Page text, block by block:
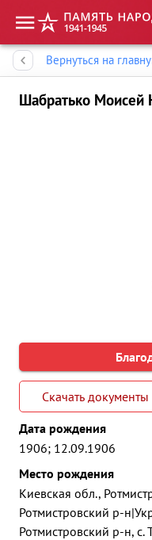
Вернуться на
Шабратько Моисей
Скачать документы
Дата рождения
1906; 12.09.1906
Место рождения
Киевская обл.,
Ротмистровский р-
Ротмистровский р-н,
Память народа